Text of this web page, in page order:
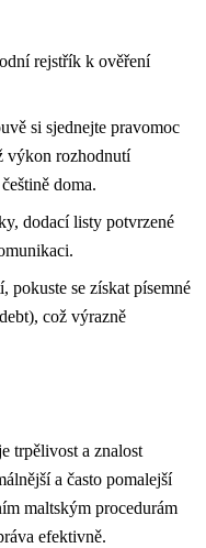
rejstřík k ověření
si sjednejte pravomoc
výkon rozhodnutí
doma.
dodací listy potvrzené
se získat písemné
což výrazně
trpělivost a znalost
a často pomalejší
maltským procedurám
efektivně.